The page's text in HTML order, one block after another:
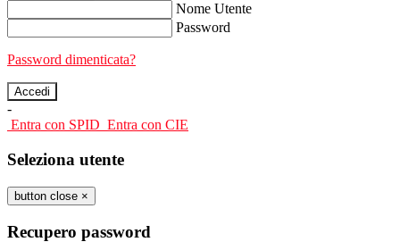
Nome Utente
Password
Password dimenticata?
-
Entra con SPID Entra con CIE
Seleziona utente
button close ×
Recupero password